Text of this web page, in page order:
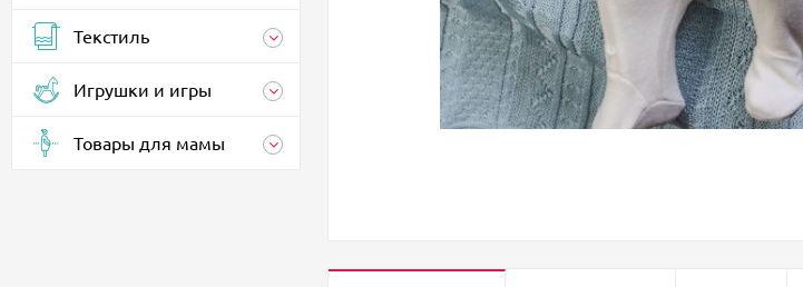
Текстиль
Игрушки и игры
Товары для мамы